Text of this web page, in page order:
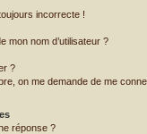
incorrecte !
mon nom d’utilisateur ?
?
on me demande de me
réponse ?